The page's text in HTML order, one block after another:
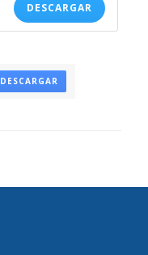
DESCARGAR
DESCARGAR